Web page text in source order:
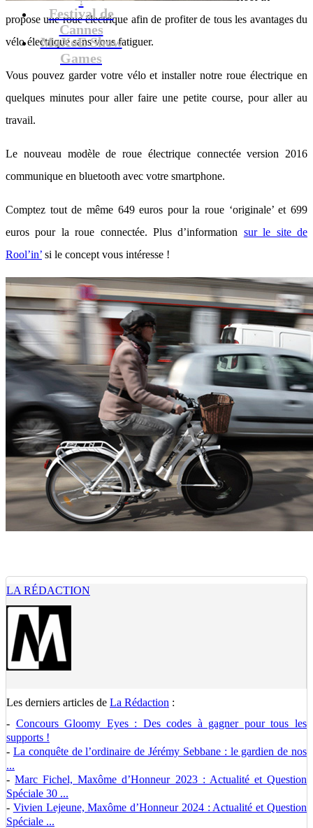
Festival de
Cannes
MaXoE Show
Games
propose une roue électrique afin de profiter de tous les avantages du
vélo électrique sans vous fatiguer.
Vous pouvez garder votre vélo et installer notre roue électrique en
quelques minutes pour aller faire une petite course, pour aller au
travail.
Le nouveau modèle de roue électrique connectée version 2016
communique en bluetooth avec votre smartphone.
Comptez tout de même 649 euros pour la roue ‘originale’ et 699
euros pour la roue connectée. Plus d’information sur le site de
Rool’in’ si le concept vous intéresse !
LA RÉDACTION
Les derniers articles de La Rédaction :
- Concours Gloomy Eyes : Des codes à gagner pour tous les
supports !
- La conquête de l’ordinaire de Jérémy Sebbane : le gardien de nos
...
-Marc Fichel, Maxôme d’Honneur 2023 : Actualité et Question
Spéciale 30 ...
- Vivien Lejeune, Maxôme d’Honneur 2024 : Actualité et Question
Spéciale ...